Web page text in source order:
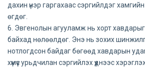
дахин үнэр гаргахаас сэргийлдэг
өгдөг.
6. Эвгенолын агууламж нь хорт хавдарыг
байхад нөлөөлдөг. Энэ нь зохих
нотлогдсон байдаг бөгөөд хавдарын
хүмүүс урьдчилан сэргийлэх үүднээс